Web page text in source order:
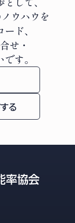
ウハウを
ド、
せ・
す。
る